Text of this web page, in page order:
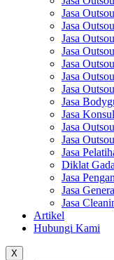
Jasa
Jasa
Jasa
Jasa
Jasa
Jasa
Jasa
Jasa
Jasa
Jasa
Jasa
Jasa
Diklat
Jasa
Jasa
Jasa
Artikel
Hubungi Kami
X